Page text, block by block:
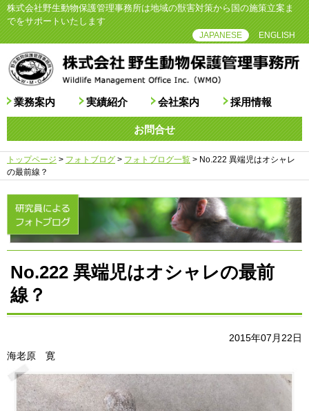
株式会社野生動物保護管理事務所は地域の獣害対策から国の施策立案ま
でをサポートいたします
JAPANESE ENGLISH
業務案内 実績紹介 会社案内 採用情報
お問合せ
トップページ > フォトブログ > フォトブログ一覧 > No.222 異端児はオシャレ
の最前線？
No.222 異端児はオシャレの最前
線？
2015年07月22日
海老原 寛